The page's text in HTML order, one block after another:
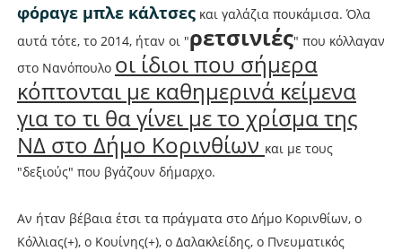
φόραγε μπλε κάλτσεςκαι γαλάζια πουκάμισα. Όλα
αυτά τότε, το 2014, ήταν οι "ρετσινιές" που κόλλαγαν
στο Νανόπουλο οι ίδιοι που σήμερα
κόπτονται με καθημερινά κείμενα
για το τι θα γίνει με το χρίσμα της
ΝΔ στο Δήμο Κορινθίων και με τους
"δεξιούς" που βγάζουν δήμαρχο.
Αν ήταν βέβαια έτσι τα πράγματα στο Δήμο Κορινθίων, ο
Κόλλιας(+), ο Κουίνης(+), ο Δαλακλείδης, ο Πνευματικός